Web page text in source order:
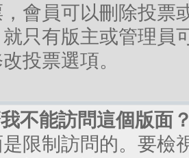
會員可以刪除投票
只有版主或管理員
投票選項。
不能訪問這個版面
限制訪問的。要檢